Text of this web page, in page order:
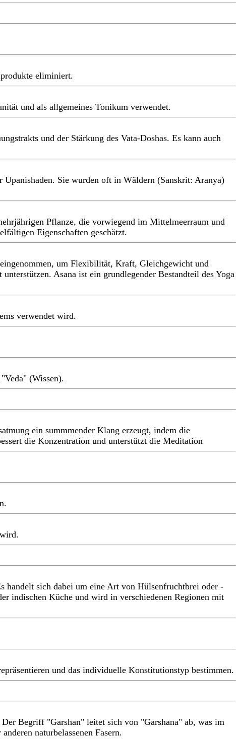
eliminiert.
und als allgemeines Tonikum verwendet.
und der Stärkung des Vata-Doshas. Es kann auch
Upanishaden. Sie wurden oft in Wäldern (Sanskrit: Aranya)
Pflanze, die vorwiegend im Mittelmeerraum und
Eigenschaften geschätzt.
um Flexibilität, Kraft, Gleichgewicht und
Asana ist ein grundlegender Bestandteil des Yoga
verwendet wird.
(Wissen).
ein summmender Klang erzeugt, indem die
die Konzentration und unterstützt die Meditation
handelt sich dabei um eine Art von Hülsenfruchtbrei oder -
indischen Küche und wird in verschiedenen Regionen mit
und das individuelle Konstitutionstyp bestimmen.
Begriff "Garshan" leitet sich von "Garshana" ab, was im
naturbelassenen Fasern.